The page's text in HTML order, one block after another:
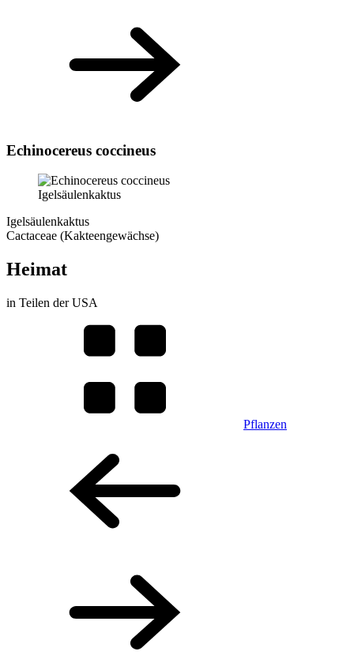
Echinocereus coccineus
Igelsäulenkaktus
Igelsäulenkaktus
Cactaceae (Kakteengewächse)
Heimat
in Teilen der USA
Pflanzen